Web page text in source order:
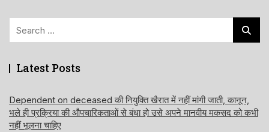
Latest Posts
Dependent on deceased की नियुक्ति खैरात में नहीं मांगी जाती, कानून,
भले ही प्रक्रिया की औपचारिकताओं से बंधा हो उसे अपने मानवीय मकसद को कभी
नहीं भूलना चाहिए